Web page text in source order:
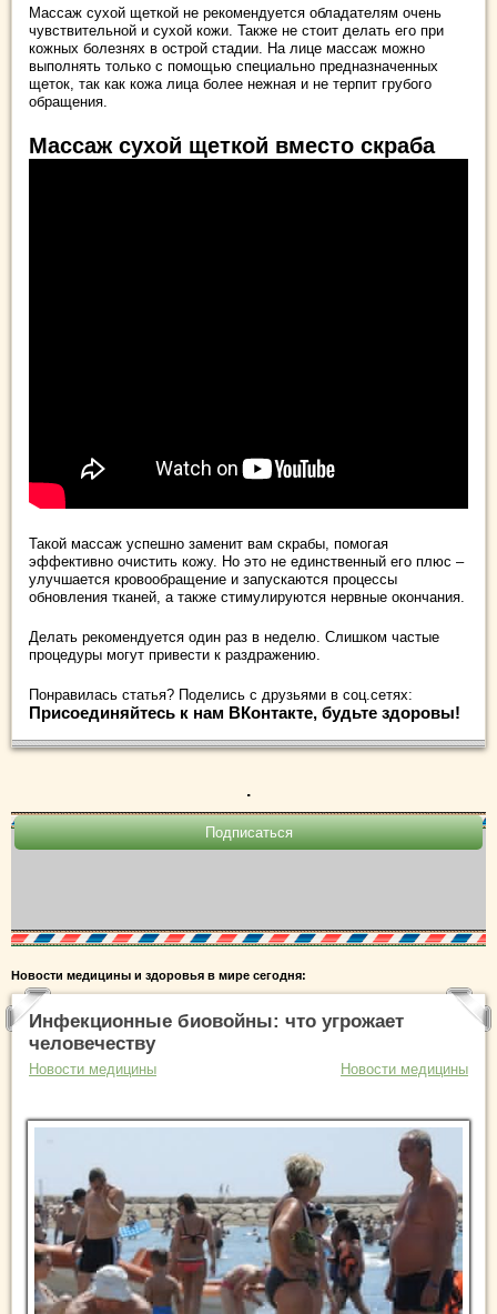
Массаж сухой щеткой не рекомендуется обладателям очень
чувствительной и сухой кожи. Также не стоит делать его при
кожных болезнях в острой стадии. На лице массаж можно
выполнять только с помощью специально предназначенных
щеток, так как кожа лица более нежная и не терпит грубого
обращения.
Массаж сухой щеткой вместо скраба
Такой массаж успешно заменит вам скрабы, помогая
эффективно очистить кожу. Но это не единственный его плюс –
улучшается кровообращение и запускаются процессы
обновления тканей, а также стимулируются нервные окончания.
Делать рекомендуется один раз в неделю. Слишком частые
процедуры могут привести к раздражению.
Понравилась статья? Поделись с друзьями в соц.сетях:
Присоединяйтесь к нам ВКонтакте, будьте здоровы!
.
Новости медицины и здоровья в мире сегодня:
Инфекционные биовойны: что угрожает
человечеству
Новости медицины Новости медицины